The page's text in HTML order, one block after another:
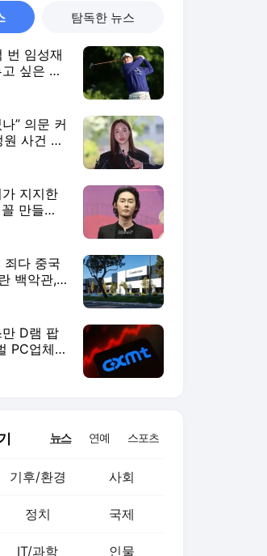
탐독한 뉴스
번 임성재
싶은 게
기 위해
” 의문 커
사건 맡
구속
지지한
만들었
죄다 중국
백악관,
이
만 D램 팝
PC업체,
작
뉴스 연예 스포츠
기후/환경 사회
정치 국제
IT/과학 인물